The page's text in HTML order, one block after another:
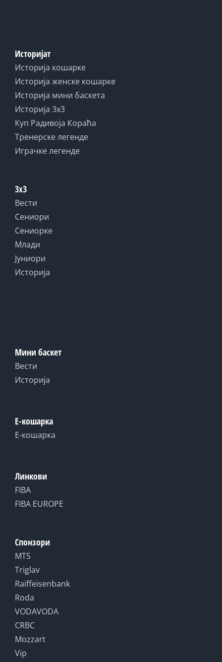
Историјат
Историја кошарке
Историја женске кошарке
Историја мини баскета
Историја 3x3
Куп Радивоја Кораћа
Тренерске легенде
Играчке легенде
3x3
Вести
Сениори
Сениорке
Млади
Јуниори
Историја
Мини баскет
Вести
Историја
Е-кошарка
Е-кошарка
Линкови
FIBA
FIBA EUROPE
Спонзори
MTS
Triglav
Raiffeisenbank
Roda
VODAVODA
CRBC
Mozzart
Vip